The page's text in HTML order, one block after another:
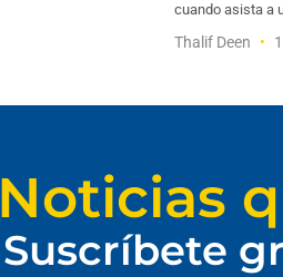
cuando asista a
Thalif Deen
Noticias
Suscríbete